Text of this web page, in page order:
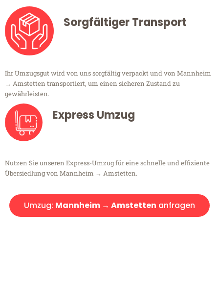
Sorgfältiger Transport
Ihr Umzugsgut wird von uns sorgfältig verpackt und von Mannheim
→ Amstetten transportiert, um einen sicheren Zustand zu
gewährleisten.
Express Umzug
Nutzen Sie unseren Express-Umzug für eine schnelle und effiziente
Übersiedlung von Mannheim → Amstetten.
Umzug: Mannheim → Amstetten anfragen